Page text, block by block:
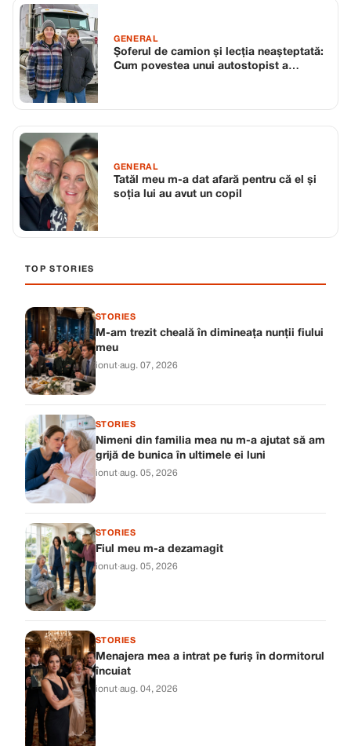
GENERAL
Șoferul de camion și lecția neașteptată:
Cum povestea unui autostopist a
GENERAL
Tatăl meu m-a dat afară pentru că el și
soția lui au avut un copil
TOP STORIES
STORIES
M-am trezit cheală în dimineața nunții fiului
meu
ionut·aug. 07, 2026
STORIES
Nimeni din familia mea nu m-a ajutat să am
grijă de bunica în ultimele ei luni
ionut·aug. 05, 2026
STORIES
Fiul meu m-a dezamagit
ionut·aug. 05, 2026
STORIES
Menajera mea a intrat pe furiș în dormitorul
încuiat
ionut·aug. 04, 2026